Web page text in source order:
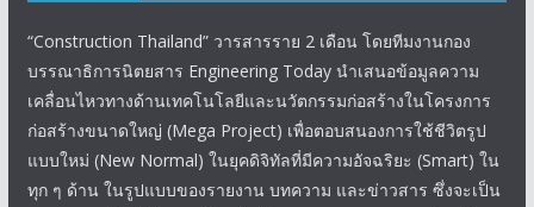
“Construction Thailand” วารสารราย 2 เดือน โดยทีมงานกอง
บรรณาธิการนิตยสาร Engineering Today นำเสนอข้อมูลความ
เคลื่อนไหวทางด้านเทคโนโลยีและนวัตกรรมก่อสร้างในโครงการ
ก่อสร้างขนาดใหญ่ (Mega Project) เพื่อตอบสนองการใช้ชีวิตรูป
แบบใหม่ (New Normal) ในยุคดิจิทัลที่มีความอัจฉริยะ (Smart) ใน
ทุก ๆ ด้าน ในรูปแบบของรายงาน บทความ และข่าวสาร ซึ่งจะเป็น